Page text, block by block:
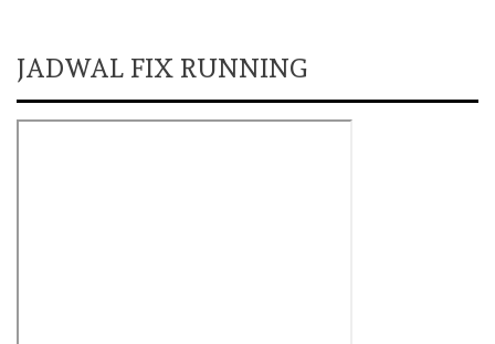
JADWAL FIX RUNNING